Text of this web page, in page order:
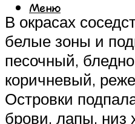
Меню
В окрасах
белые зоны и
песочный,
коричневый,
Островки
брови, лапы, низ